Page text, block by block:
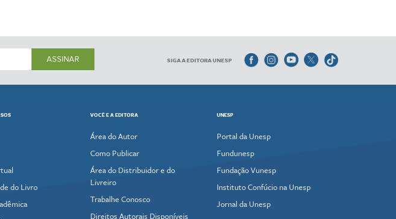
ASSINAR SIGA A EDITORA UNESP
do Livro
VOCÊ E A EDITORA
Área do Autor
Como Publicar
Área do Distribuidor e do
Livreiro
Trabalhe Conosco
Direitos Autorais Disponíveis
UNESP
Portal da Unesp
Fundunesp
Fundação Vunesp
Instituto Confúcio na Unesp
Jornal da Unesp